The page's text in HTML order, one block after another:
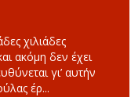
χιλιάδες
ακόμη δεν έχει
γι’ αυτήν
έρ...